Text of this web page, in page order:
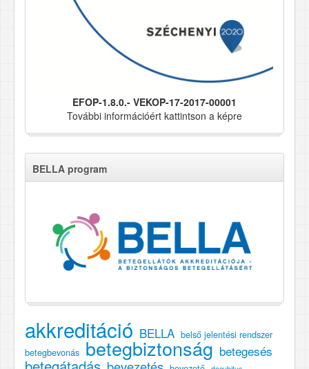
EFOP-1.8.0.- VEKOP-17-2017-00001
További információért kattintson a képre
BELLA program
akkreditáció BELLA belső jelentési rendszer
betegbevonás betegbiztonság betegesés